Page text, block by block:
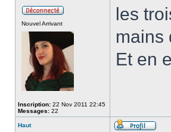
Nouvel Arrivant
Inscription: 22 Nov 2011 22:45
Messages: 22
les
mains
Et en
Haut